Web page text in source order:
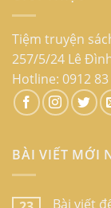
Tiệm truyện
257/5/24 Lê
Hotline: 0912
BÀI VIẾT MỚI
Bài viết